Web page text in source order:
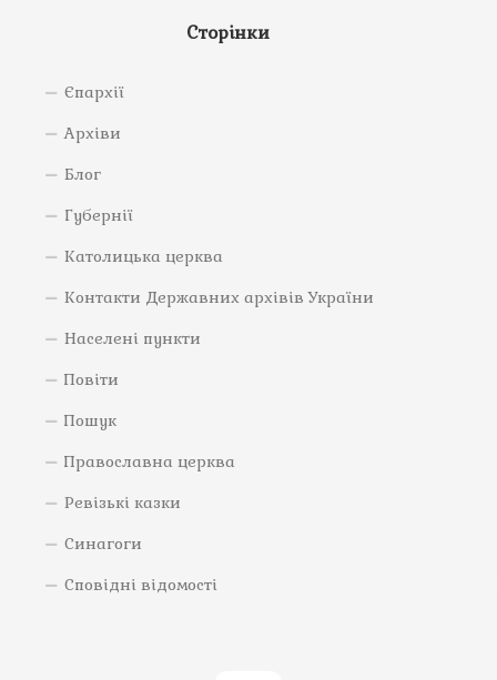
Сторінки
Єпархії
Архіви
Блог
Губернії
Католицька церква
Контакти Державних архівів України
Населені пункти
Повіти
Пошук
Православна церква
Ревізькі казки
Синагоги
Сповідні відомості